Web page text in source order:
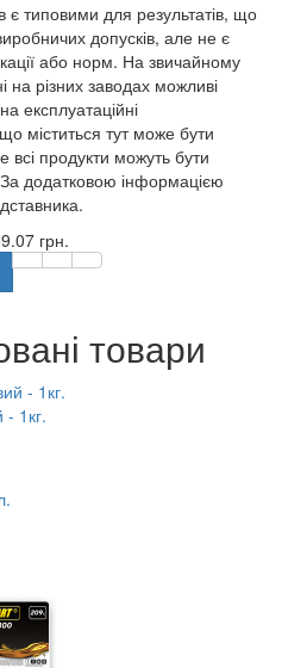
є типовими для результатів, що
допусків, але не є
або норм. На звичайному
на різних заводах можливі
експлуатаційні
міститься тут може бути
продукти можуть бути
додатковою інформацією
грн.
товари
1кг.